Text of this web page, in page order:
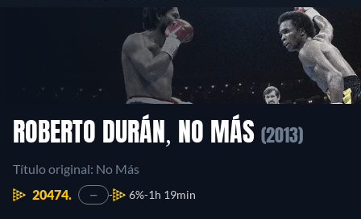
ROBERTO DURÁN, NO MÁS (2013)
Título original: No Más
20474.
— 6% 1h 19min